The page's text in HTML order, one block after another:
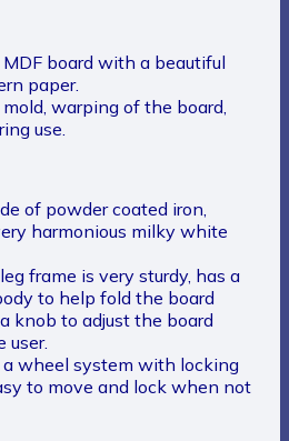
board with a beautiful
paper.
warping of the board,
use.
of powder coated iron,
harmonious milky white
frame is very sturdy, has a
to help fold the board
knob to adjust the board
user.
wheel system with locking
to move and lock when not